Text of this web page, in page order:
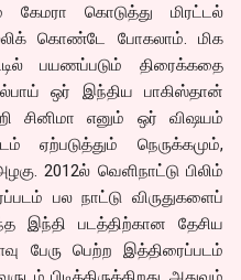
கேமரா கொடுத்து மிரட்டல்
கொண்டே போகலாம். மிக
பயணப்படும் திரைக்கதை
ஒர் இந்திய பாகிஸ்தான்
சினிமா எனும் ஒர் விஷயம்
ஏற்படுத்தும் நெருக்கமும்,
2012ல் வெளிநாட்டு பிலிம்
பல நாட்டு விருதுகளைப்
இந்தி படத்திற்கான தேசிய
பேரு பெற்ற இத்திரைப்படம்